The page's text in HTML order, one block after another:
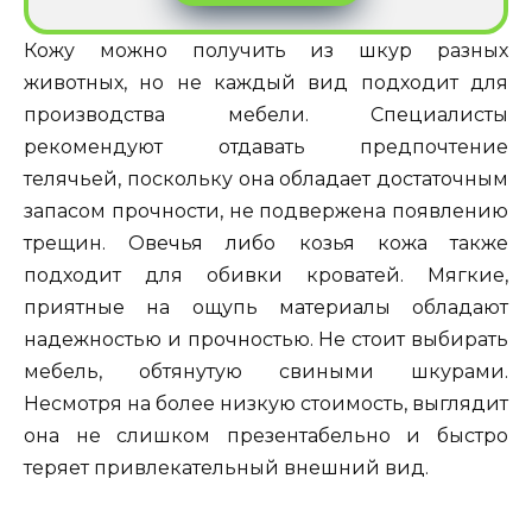
Кожу можно получить из шкур разных
животных, но не каждый вид подходит для
производства мебели. Специалисты
рекомендуют отдавать предпочтение
телячьей, поскольку она обладает достаточным
запасом прочности, не подвержена появлению
трещин. Овечья либо козья кожа также
подходит для обивки кроватей. Мягкие,
приятные на ощупь материалы обладают
надежностью и прочностью. Не стоит выбирать
мебель, обтянутую свиными шкурами.
Несмотря на более низкую стоимость, выглядит
она не слишком презентабельно и быстро
теряет привлекательный внешний вид.